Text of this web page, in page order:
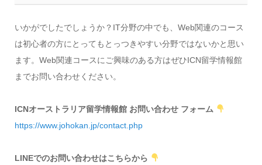
いかがでしたでしょうか？IT分野の中でも、Web関連のコース
は初心者の方にとってもとっつきやすい分野ではないかと思い
ます。Web関連コースにご興味のある方はぜひICN留学情報館
までお問い合わせください。
ICNオーストラリア留学情報館 お問い合わせ フォーム
https://www.johokan.jp/contact.php
LINEでのお問い合わせはこちらから